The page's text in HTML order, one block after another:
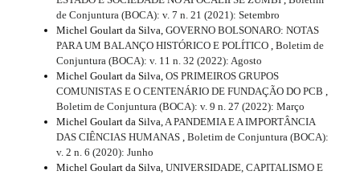
de Conjuntura (BOCA): v. 7 n. 21 (2021): Setembro
Michel Goulart da Silva, GOVERNO BOLSONARO: NOTAS
PARA UM BALANÇO HISTÓRICO E POLÍTICO , Boletim de
Conjuntura (BOCA): v. 11 n. 32 (2022): Agosto
Michel Goulart da Silva, OS PRIMEIROS GRUPOS
COMUNISTAS E O CENTENÁRIO DE FUNDAÇÃO DO PCB ,
Boletim de Conjuntura (BOCA): v. 9 n. 27 (2022): Março
Michel Goulart da Silva,A PANDEMIA E A IMPORTÂNCIA
DAS CIÊNCIAS HUMANAS , Boletim de Conjuntura (BOCA):
v. 2 n. 6 (2020): Junho
Michel Goulart da Silva, UNIVERSIDADE, CAPITALISMO E